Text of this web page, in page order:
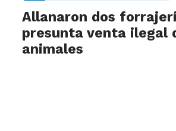
Allanaron dos
presunta venta ilegal
animales